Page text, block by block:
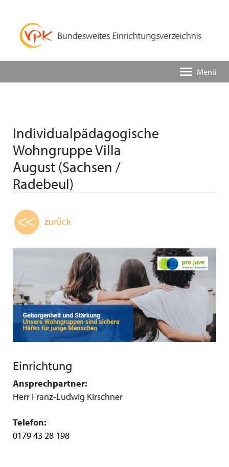
Menü
Individualpädagogische
Wohngruppe Villa
August (Sachsen /
Radebeul)
zurück
Einrichtung
Ansprechpartner:
Herr Franz-Ludwig Kirschner
Telefon:
0179 43 28 198